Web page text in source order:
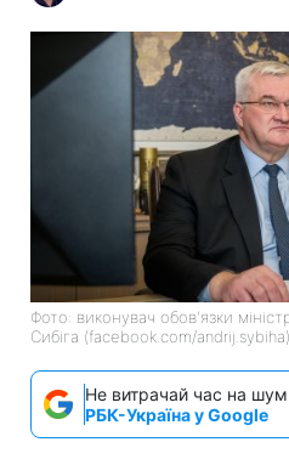
Фото: виконувач обов'язки
Сибіга (facebook.com/andrij.sybiha)
Не витрачай час на
РБК-Україна у Google